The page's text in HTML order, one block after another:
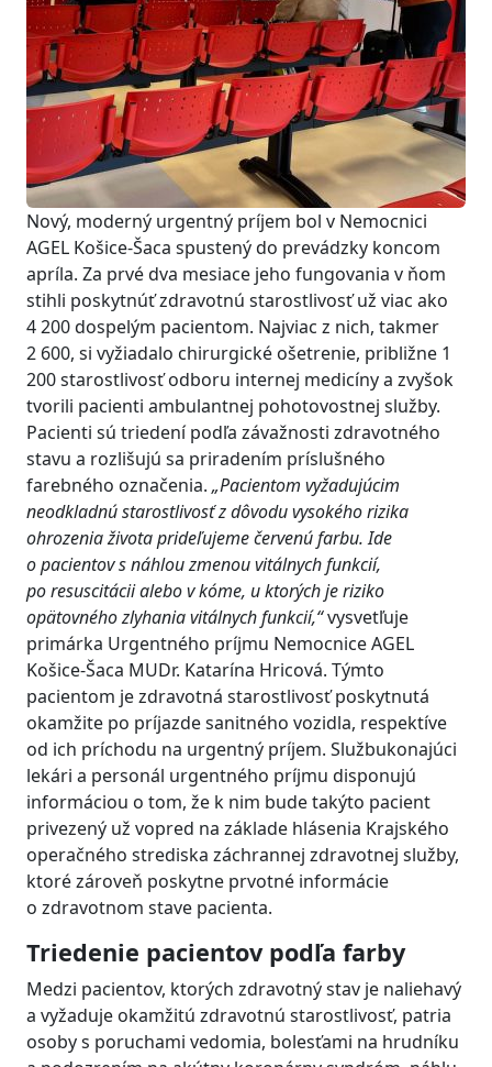
Nový, moderný urgentný príjem bol v Nemocnici
AGEL Košice-Šaca spustený do prevádzky koncom
apríla. Za prvé dva mesiace jeho fungovania v ňom
stihli poskytnúť zdravotnú starostlivosť už viac ako
4 200 dospelým pacientom. Najviac z nich, takmer
2 600, si vyžiadalo chirurgické ošetrenie, približne 1
200 starostlivosť odboru internej medicíny a zvyšok
tvorili pacienti ambulantnej pohotovostnej služby.
Pacienti sú triedení podľa závažnosti zdravotného
stavu a rozlišujú sa priradením príslušného
farebného označenia. „Pacientom vyžadujúcim
neodkladnú starostlivosť z dôvodu vysokého rizika
ohrozenia života prideľujeme červenú farbu.Ide
o pacientov s náhlou zmenou vitálnych funkcií,
po resuscitácii alebo v kóme, u ktorých je riziko
opätovného zlyhania vitálnych funkcií,“vysvetľuje
primárka Urgentného príjmu Nemocnice AGEL
Košice-Šaca MUDr. Katarína Hricová. Týmto
pacientom je zdravotná starostlivosť poskytnutá
okamžite po príjazde sanitného vozidla, respektíve
od ich príchodu na urgentný príjem. Službukonajúci
lekári a personál urgentného príjmu disponujú
informáciou o tom, že k nim bude takýto pacient
privezený už vopred na základe hlásenia Krajského
operačného strediska záchrannej zdravotnej služby,
ktoré zároveň poskytne prvotné informácie
o zdravotnom stave pacienta.
Triedenie pacientov podľa farby
Medzi pacientov, ktorých zdravotný stav je naliehavý
a vyžaduje okamžitú zdravotnú starostlivosť, patria
osoby s poruchami vedomia, bolesťami na hrudníku